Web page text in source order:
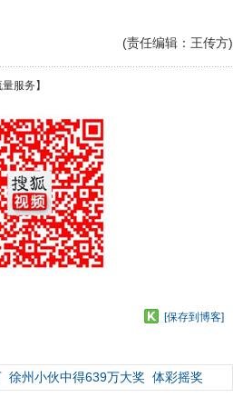
(责任编辑：王传方)
服务】
[保存到博客]
徐州小伙中得639万大奖 体彩摇奖